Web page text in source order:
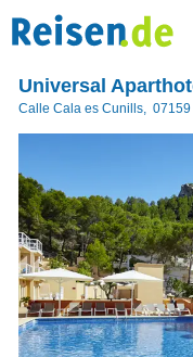
Universal
Calle Cala es Cunills, 07159